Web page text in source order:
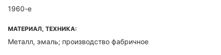
1960-е
МАТЕРИАЛ, ТЕХНИКА:
Металл, эмаль; производство фабричное